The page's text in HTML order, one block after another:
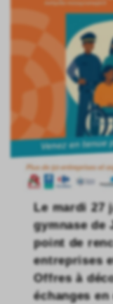
Le mardi 27
gymnase de
point de
entreprises
Offres à
échanges